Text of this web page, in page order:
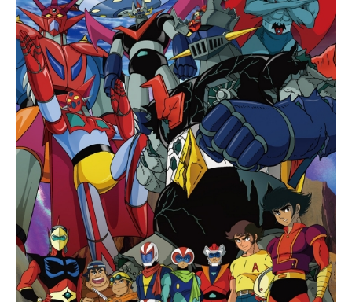
る音楽：大谷幸アニメーションプロ
デューサー：来本克弘制作統括：斉
藤健治 柴田裕司監督：真下耕一ア
ニメーション制作：ビィートレイン
制作：総合ビジョン制作・著作：NH
K主題歌OP1：「BowlMan」IKZOOP
2：「NagholJumping」OP3：「EbiS
ukui」ED：「KIZUNA」斉藤由貴公
開開始年＆季節2011春アニメ(C)山田
芳裕・講談社／NHK・NEP 「へうげ
もの」のグッズを探す